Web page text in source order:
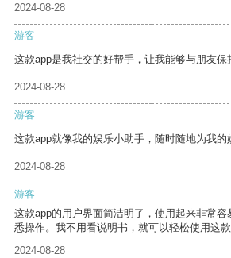
2024-08-28
游客
这款app是我社交的好帮手，让我能够与朋友保
2024-08-28
游客
这款app就像我的娱乐小助手，随时随地为我的
2024-08-28
游客
这款app的用户界面简洁明了，使用起来非常
悉操作。我不用看说明书，就可以轻松使用这款
2024-08-28